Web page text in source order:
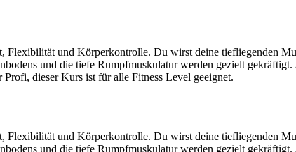
Flexibilität und Körperkontrolle. Du wirst deine tiefliegenden
und die tiefe Rumpfmuskulatur werden gezielt
dieser Kurs ist für alle Fitness Level geeignet.
Flexibilität und Körperkontrolle. Du wirst deine tiefliegenden
und die tiefe Rumpfmuskulatur werden gezielt